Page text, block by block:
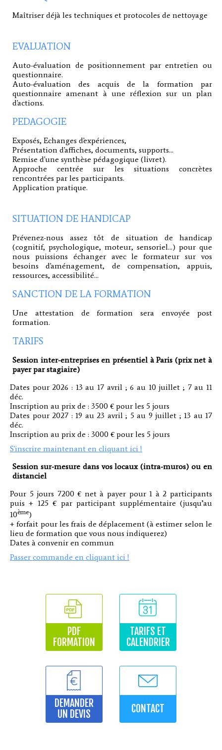
Maîtriser déjà les techniques et protocoles de nettoyage
EVALUATION
Auto-évaluation de positionnement par entretien ou
questionnaire.
Auto-évaluation des acquis de la formation par
questionnaire amenant à une réflexion sur un plan
d'actions.
PEDAGOGIE
Exposés, Echanges d'expériences,
Présentation d'affiches, documents, supports...
Remise d'une synthèse pédagogique (livret).
Approche centrée sur les situations concrètes
rencontrées par les participants.
Application pratique.
SITUATION DE HANDICAP
Prévenez-nous assez tôt de situation de handicap
(cognitif, psychologique, moteur, sensoriel...) pour que
nous puissions échanger avec le formateur sur vos
besoins d'aménagement, de compensation, appuis,
ressources, accessibilité...
SANCTION DE LA FORMATION
Une attestation de formation sera envoyée post
formation.
TARIFS
Session inter-entreprises en présentiel à Paris (prix net à
payer par stagiaire)
Dates pour 2026 : 13 au 17 avril ; 6 au 10 juillet ; 7 au 11
déc.
Inscription au prix de : 3500 € pour les 5 jours
Dates pour 2027 : 19 au 23 avril ; 5 au 9 juillet ; 13 au 17
déc.
Inscription au prix de : 3000 € pour les 5 jours
S'inscrire maintenant en cliquant ici !
Session sur-mesure dans vos locaux (intra-muros) ou en
distanciel
Pour 5 jours 7200 € net à payer pour 1 à 2 participants
puis + 125 € par participant supplémentaire (jusqu’au
10ème)
+ forfait pour les frais de déplacement (à estimer selon le
lieu de formation que vous nous indiquerez)
Dates à convenir en commun
Passer commande en cliquant ici !
PDF
FORMATION
TARIFS ET
CALENDRIER
DEMANDER
UN DEVIS
CONTACT